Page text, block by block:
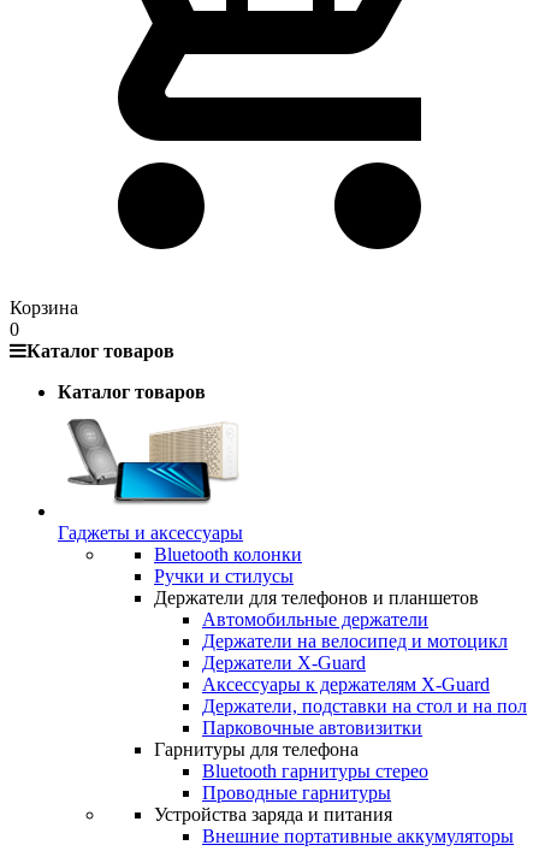
Корзина
0
Каталог товаров
Каталог товаров
Гаджеты и аксессуары
Bluetooth колонки
Ручки и стилусы
Держатели для телефонов и планшетов
Автомобильные держатели
Держатели на велосипед и мотоцикл
Держатели X-Guard
Аксессуары к держателям X-Guard
Держатели, подставки на стол и на пол
Парковочные автовизитки
Гарнитуры для телефона
Bluetooth гарнитуры стерео
Проводные гарнитуры
Устройства заряда и питания
Внешние портативные аккумуляторы